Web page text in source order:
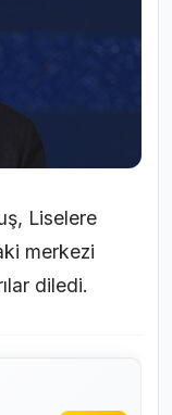
Liselere
merkezi
diledi.